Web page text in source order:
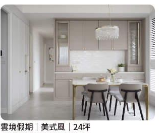
雲境假期│美式風│24坪